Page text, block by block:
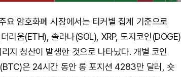
요 암호화폐 시장에서는 티커별 집계 기준으로
리움(ETH), 솔라나(SOL), XRP, 도지코인(DOGE)
지 청산이 발생한 것으로 나타났다. 개별 코인
은 24시간 동안 롱 포지션 4283만 달러, 숏